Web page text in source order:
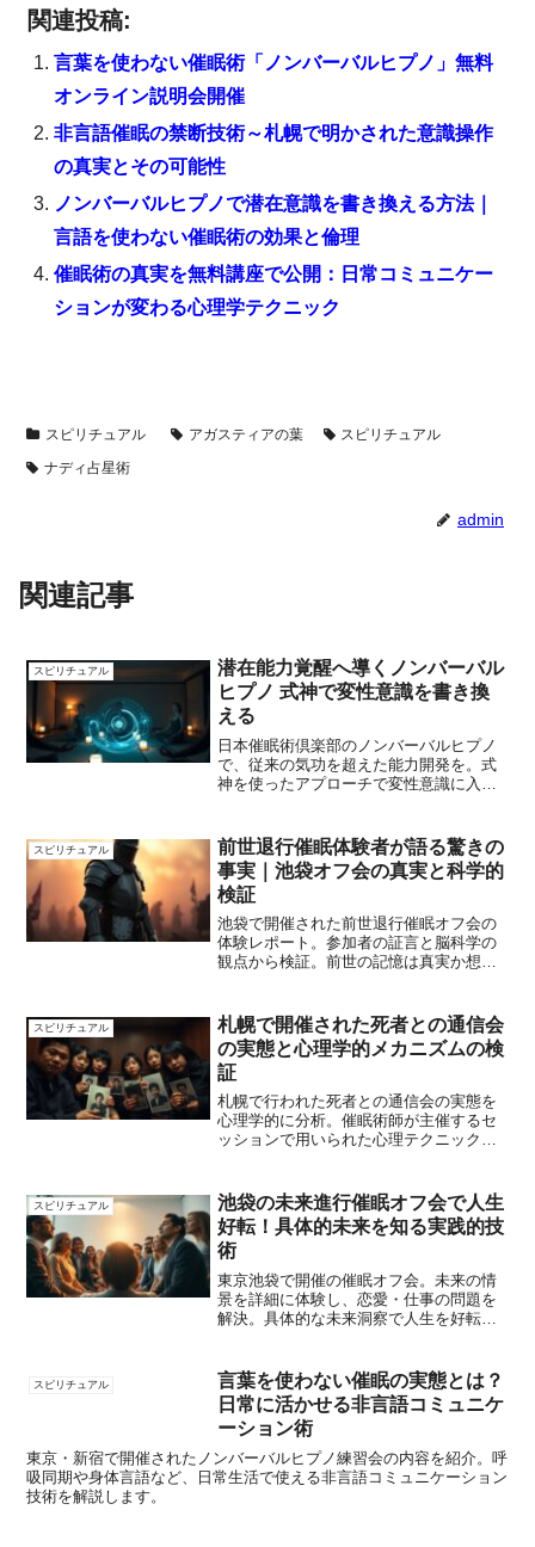
関連投稿:
言葉を使わない催眠術「ノンバーバルヒプノ」無料
オンライン説明会開催
非言語催眠の禁断技術～札幌で明かされた意識操作
の真実とその可能性
ノンバーバルヒプノで潜在意識を書き換える方法｜
言語を使わない催眠術の効果と倫理
催眠術の真実を無料講座で公開：日常コミュニケー
ションが変わる心理学テクニック
スピリチュアル アガスティアの葉
スピリチュアル
ナディ占星術
admin
関連記事
スピリチュアル
潜在能力覚醒へ導くノンバーバル
ヒプノ 式神で変性意識を書き換
える
日本催眠術倶楽部のノンバーバルヒプノ
で、従来の気功を超えた能力開発を。式
神を使ったアプローチで変性意識に入
スピリチュアル
前世退行催眠体験者が語る驚きの
事実｜池袋オフ会の真実と科学的
検証
池袋で開催された前世退行催眠オフ会の
体験レポート。参加者の証言と脳科学の
観点から検証。前世の記憶は真実か想像
スピリチュアル
札幌で開催された死者との通信会
の実態と心理学的メカニズムの検
証
札幌で行われた死者との通信会の実態を
心理学的に分析。催眠術師が主催するセ
ッションで用いられた心理テクニックと
スピリチュアル
池袋の未来進行催眠オフ会で人生
好転！具体的未来を知る実践的技
術
東京池袋で開催の催眠オフ会。未来の情
景を詳細に体験し、恋愛・仕事の問題を
解決。具体的な未来洞察で人生を好転さ
スピリチュアル
言葉を使わない催眠の実態とは？
日常に活かせる非言語コミュニケ
ーション術
東京・新宿で開催されたノンバーバルヒプノ練習会の内容を紹介。呼
吸同期や身体言語など、日常生活で使える非言語コミュニケーション
技術を解説します。